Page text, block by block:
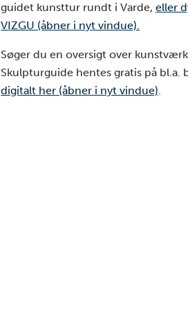
guidet kunsttur rundt i Varde,eller
VIZGU (åbner i nyt vindue).
Søger du en oversigt over
Skulpturguide hentes gratis på bl.a.
digitalt her (åbner i nyt vindue).